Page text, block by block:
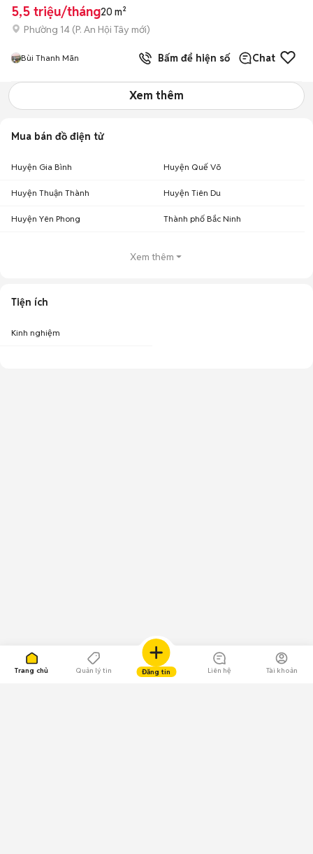
Trang chủ Quản lý tin Đăng tin Liên hệ Tài khoản
5,5 triệu/tháng20 m²
Phường 14 (P. An Hội Tây mới)
Bùi Thanh Mãn Bấm để hiện số Chat
Xem thêm
Mua bán đồ điện tử
Huyện Gia Bình Huyện Quế Võ
Huyện Thuận Thành Huyện Tiên Du
Huyện Yên Phong Thành phố Bắc Ninh
Xem thêm
Tiện ích
Kinh nghiệm